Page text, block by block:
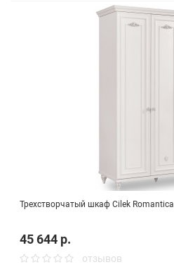
Трехстворчатый шкаф Cilek Romantica
45 644 р.
отзывов